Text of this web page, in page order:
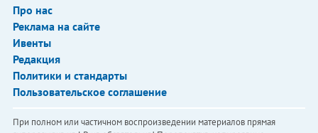
Про нас
Реклама на сайте
Ивенты
Редакция
Политики и стандарты
Пользовательское соглашение
При полном или частичном воспроизведении материалов прямая